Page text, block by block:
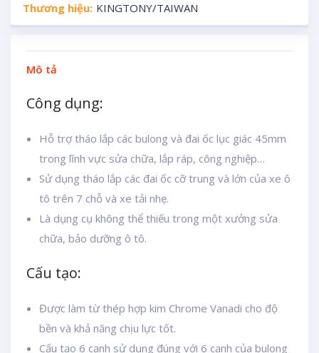
Thương hiệu: KINGTONY/TAIWAN
Mô tả
Công dụng:
Hỗ trợ tháo lắp các bulong và đai ốc lục giác 45mm
trong lĩnh vực sửa chữa, lắp ráp, công nghiệp…
Sử dụng tháo lắp các đai ốc cỡ trung và lớn của xe ô
tô trên 7 chỗ và xe tải nhẹ.
Là dụng cụ không thể thiếu trong một xưởng sửa
chữa, bảo dưỡng ô tô.
Cấu tạo:
Được làm từ thép hợp kim Chrome Vanadi cho độ
bền và khả năng chịu lực tốt.
Cấu tạo 6 cạnh sử dụng đúng với 6 cạnh của bulong